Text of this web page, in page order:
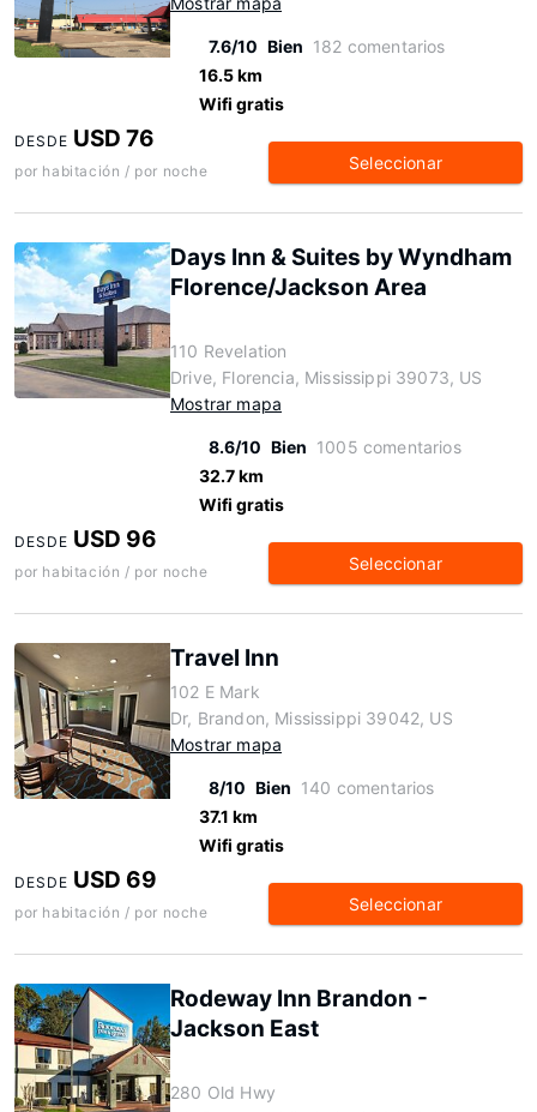
7.6/10 Bien 182 comentarios
16.5 km
Wifi gratis
DESDE USD 76
por habitación / por noche Seleccionar
Days Inn & Suites by Wyndham
Florence/Jackson Area
110 Revelation
Drive, Florencia, Mississippi 39073, US
Mostrar mapa
8.6/10 Bien 1005 comentarios
32.7 km
Wifi gratis
DESDE USD 96
por habitación / por noche Seleccionar
Travel Inn
102 E Mark
Dr, Brandon, Mississippi 39042, US
Mostrar mapa
8/10 Bien 140 comentarios
37.1 km
Wifi gratis
DESDE USD 69
por habitación / por noche Seleccionar
Rodeway Inn Brandon -
Jackson East
280 Old Hwy